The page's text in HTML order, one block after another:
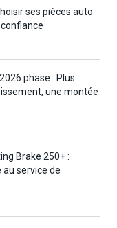
ses pièces auto
phase : Plus
une montée
Brake 250+ :
au service de